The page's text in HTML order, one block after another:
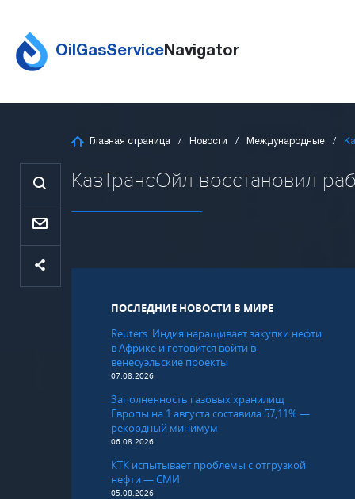
OilGasServiceNavigator
Главная страница Новости Международные
КазТрансОйл восстановил
ПОСЛЕДНИЕ НОВОСТИ В МИРЕ
Reuters: Индия наращивает закупки нефти
в Африке и готовится войти в
венесуэльские проекты
07.08.2026
Заполненность газовых хранилищ
Европы на 1 августа составила 57,11% —
рекордный минимум
06.08.2026
КТК испытывает проблемы с отгрузкой
нефти — СМИ
05.08.2026